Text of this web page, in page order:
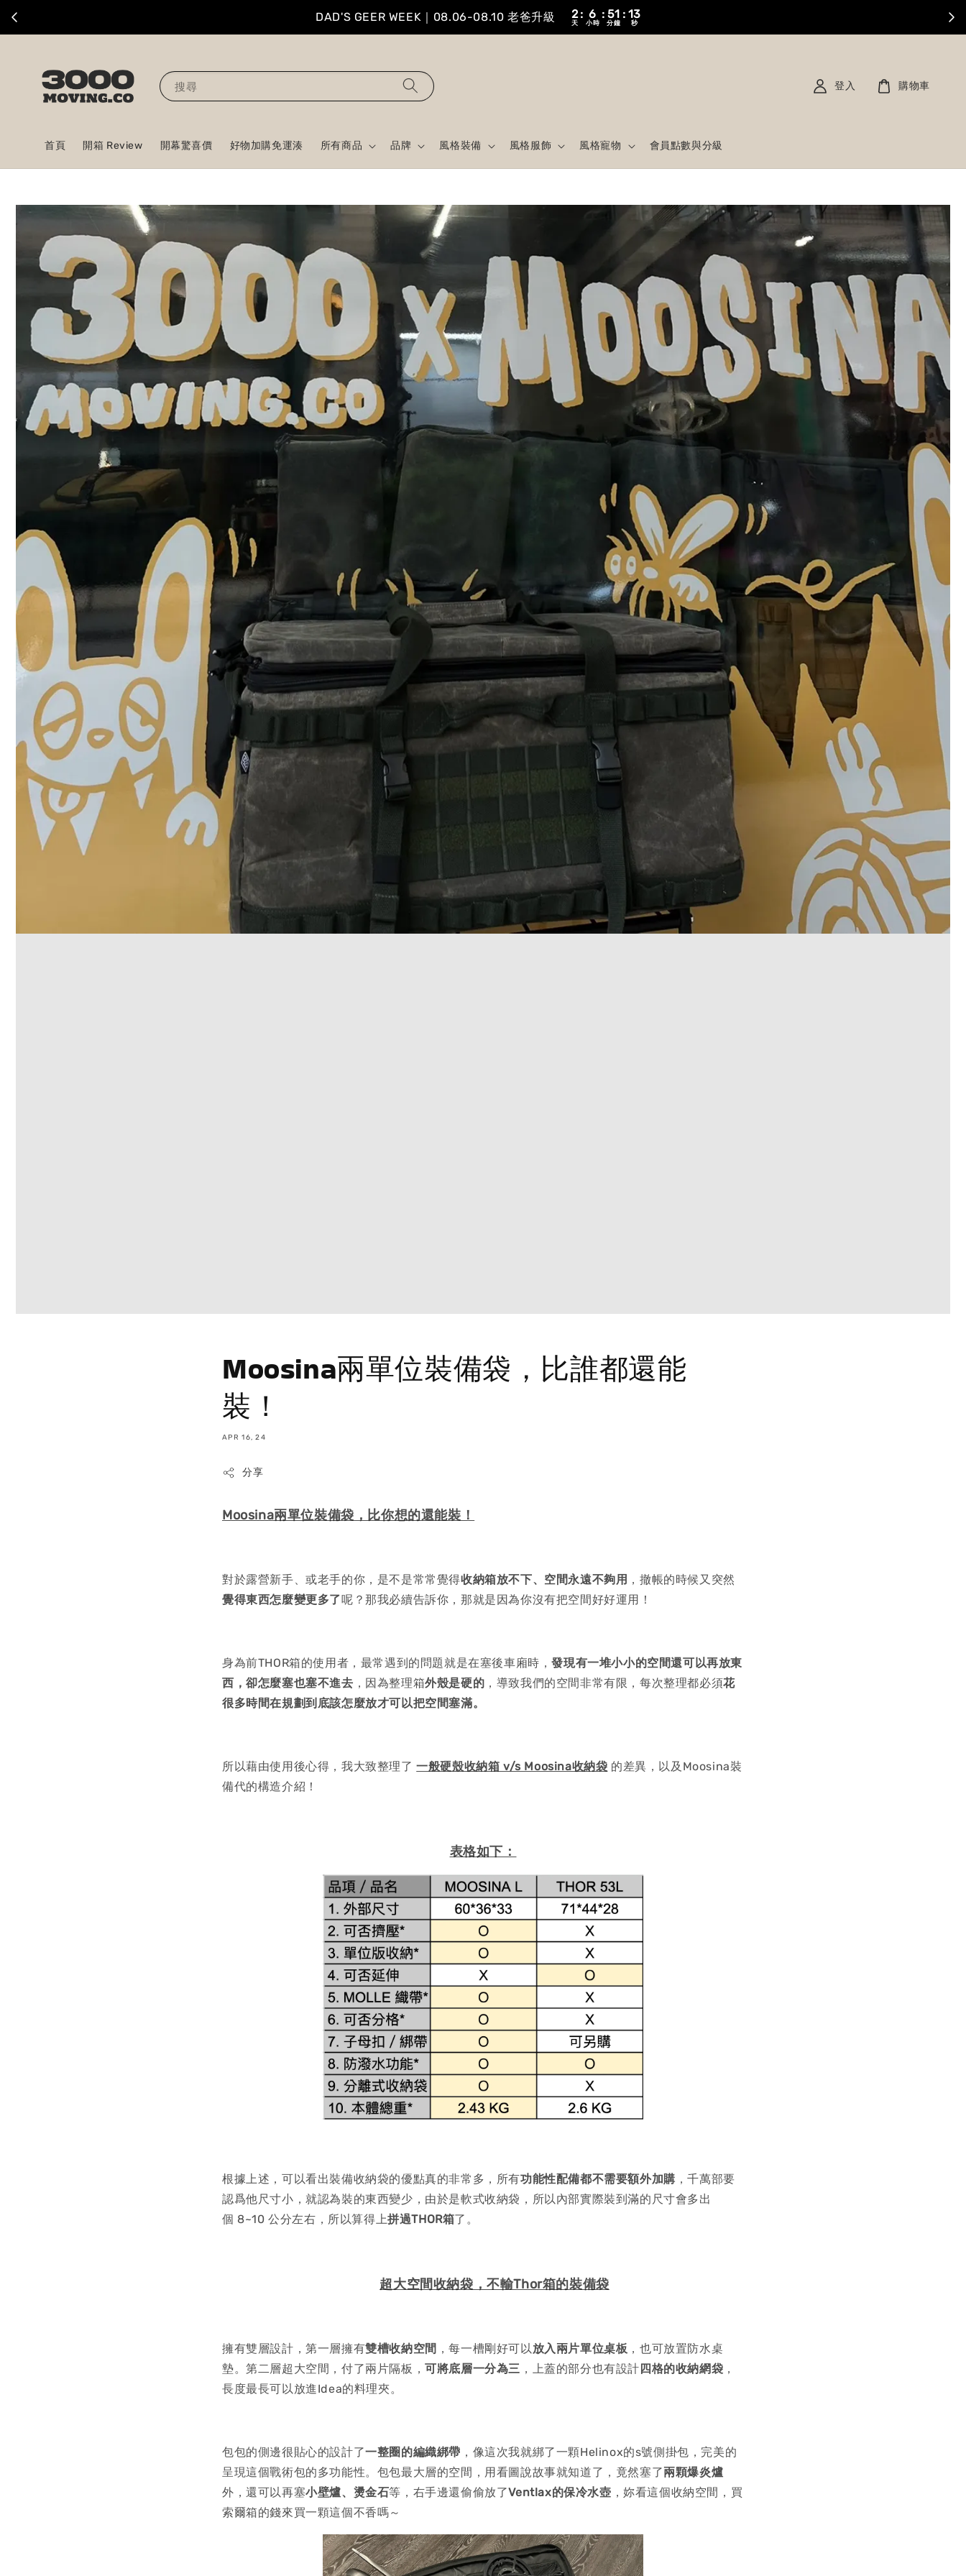
行軍帳床組最高10%OFF｜買床贈P40床毯
搜尋
首頁 開箱 Review 開幕驚喜價 好物加購免運湊 所有商品 品牌 風格裝備 風格服飾 風格寵物 會員點數與分級
登入 購物車
Moosina兩單位裝備袋，比誰都還能
裝！
APR 16, 24
分享
Moosina兩單位裝備袋，比你想的還能裝！
對於露營新手、或老手的你，是不是常常覺得收納箱放不下、空間永遠不夠用 ，撤帳的時候又突然
覺得東西怎麼變更多了呢？那我必續告訴你，那就是因為你沒有把空間好好運用！
身為前THOR箱的使用者，最常遇到的問題就是在塞後車廂時，發現有一堆小小的空間還可以再放東
西，卻怎麼塞也塞不進去 ，因為整理箱外殼是硬的 ，導致我們的空間非常有限，每次整理都必須花
很多時間在規劃到底該怎麼放才可以把空間塞滿。
所以藉由使用後心得，我大致整理了一般硬殼收納箱 v/s Moosina收納袋 的差異，以及Moosina裝
備代的構造介紹！
表格如下：
根據上述，可以看出裝備收納袋的優點真的非常多，所有功能性配備都不需要額外加購 ，千萬部要
認爲他尺寸小，就認為裝的東西變少，由於是軟式收納袋，所以內部實際裝到滿的尺寸會多出
個 8~10 公分左右，所以算得上拼過THOR箱了。
超大空間收納袋，不輸Thor箱的裝備袋
擁有雙層設計，第一層擁有雙槽收納空間 ，每一槽剛好可以放入兩片單位桌板 ，也可放置防水桌
墊。第二層超大空間，付了兩片隔板，可將底層一分為三 ，上蓋的部分也有設計四格的收納網袋 ，
長度最長可以放進Idea的料理夾。
包包的側邊很貼心的設計了一整圈的編織綁帶 ，像這次我就綁了一顆Helinox的s號側掛包，完美的
呈現這個戰術包的多功能性。包包最大層的空間，用看圖說故事就知道了，竟然塞了兩顆爆炎爐
外，還可以再塞小壁爐、燙金石等，右手邊還偷偷放了Ventlax的保冷水壺 ，妳看這個收納空間，買
索爾箱的錢來買一顆這個不香嗎～